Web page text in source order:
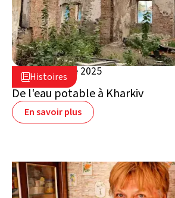
 Histoires
24 novembre 2025
Ukraine
De l'eau potable à Kharkiv
En savoir plus